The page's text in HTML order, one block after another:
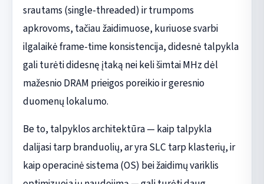
srautams (single-threaded) ir trumpoms
apkrovoms, tačiau žaidimuose, kuriuose svarbi
ilgalaikė frame-time konsistencija, didesnė talpykla
gali turėti didesnę įtaką nei keli šimtai MHz dėl
mažesnio DRAM prieigos poreikio ir geresnio
duomenų lokalumo.
Be to, talpyklos architektūra — kaip talpykla
dalijasi tarp branduolių, ar yra SLC tarp klasterių, ir
kaip operacinė sistema (OS) bei žaidimų variklis